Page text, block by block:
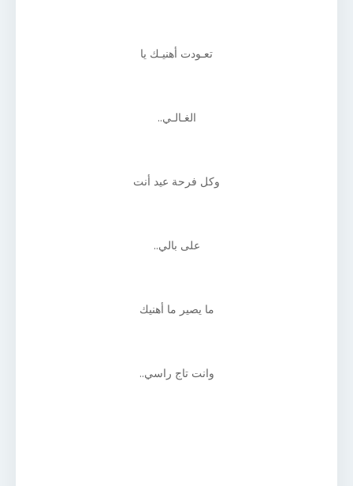
تعـودت أهنيـك يا
الغـالـي..
وكل فرحة عيد أنت
على بالي..
ما يصير ما أهنيك
وانت تاج راسي..